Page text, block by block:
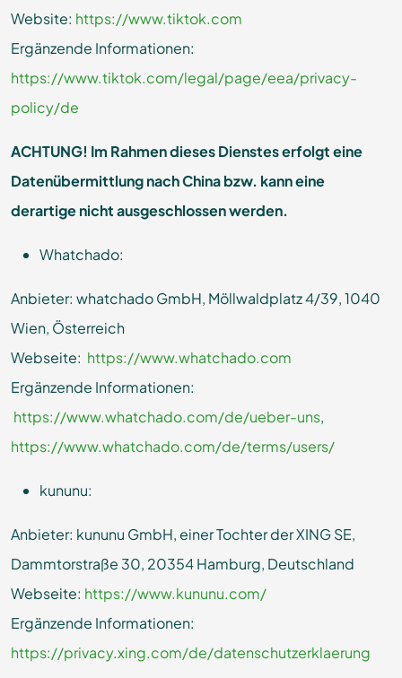
Website: https://www.tiktok.com
Ergänzende Informationen:
https://www.tiktok.com/legal/page/eea/privacy-
policy/de
ACHTUNG! Im Rahmen dieses Dienstes erfolgt eine
Datenübermittlung nach China bzw. kann eine
derartige nicht ausgeschlossen werden.
Whatchado:
Anbieter: whatchado GmbH, Möllwaldplatz 4/39, 1040
Wien, Österreich
Webseite: https://www.whatchado.com
Ergänzende Informationen:
https://www.whatchado.com/de/ueber-uns,
https://www.whatchado.com/de/terms/users/
kununu:
Anbieter: kununu GmbH, einer Tochter der XING SE,
Dammtorstraße 30, 20354 Hamburg, Deutschland
Webseite: https://www.kununu.com/
Ergänzende Informationen:
https://privacy.xing.com/de/datenschutzerklaerung